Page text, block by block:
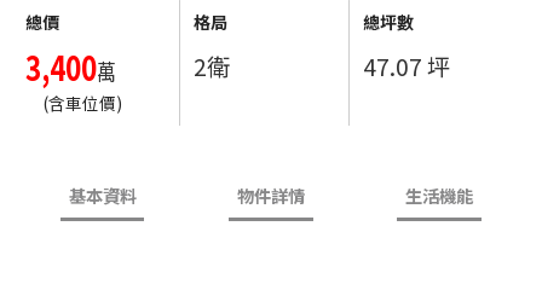
總價
3,400萬
(含車位價)
格局
2衛
總坪數
47.07 坪
基本資料 物件詳情 生活機能